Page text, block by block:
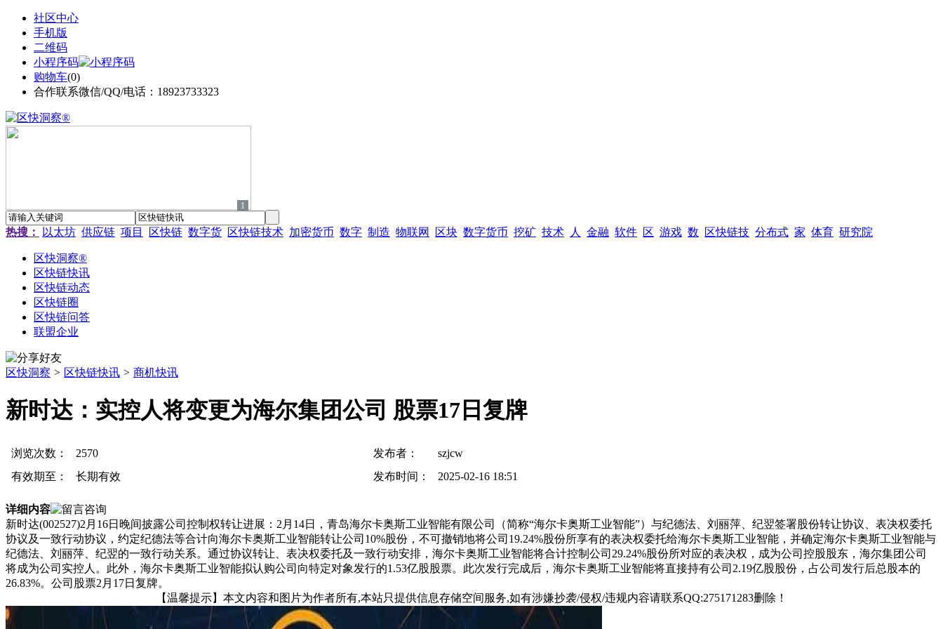
社区中心
手机版
二维码
小程序码
购物车(0)
合作联系微信/QQ/电话：18923733323
1
热搜： 以太坊 供应链 项目 区快链 数字货 区快链技术 加密货币 数字 制造 物联网 区块 数字货币 挖矿 技术 人 金融 软件 区 游戏 数 区快链技 分布式 家 体育 研究院
区快洞察®
区快链快讯
区快链动态
区快链圈
区快链问答
联盟企业
区快洞察 > 区快链快讯 > 商机快讯
新时达：实控人将变更为海尔集团公司 股票17日复牌
浏览次数： 2570 发布者：
szjcw
有效期至：
长期有效 发布时间： 2025-02-16 18:51
详细内容
新时达(002527)2月16日晚间披露公司控制权转让进展：2月14日，青岛海尔卡奥斯工业智能有限公司（简称“海尔卡奥斯工业智能”）与纪德法、刘丽萍、纪翌签署股份转让协议、表决权委托
协议及一致行动协议，约定纪德法等合计向海尔卡奥斯工业智能转让公司10%股份，不可撤销地将公司19.24%股份所享有的表决权委托给海尔卡奥斯工业智能，并确定海尔卡奥斯工业智能与
纪德法、刘丽萍、纪翌的一致行动关系。通过协议转让、表决权委托及一致行动安排，海尔卡奥斯工业智能将合计控制公司29.24%股份所对应的表决权，成为公司控股股东，海尔集团公司
将成为公司实控人。此外，海尔卡奥斯工业智能拟认购公司向特定对象发行的1.53亿股股票。此次发行完成后，海尔卡奥斯工业智能将直接持有公司2.19亿股股份，占公司发行后总股本的
26.83%。公司股票2月17日复牌。
【温馨提示】本文内容和图片为作者所有,本站只提供信息存储空间服务,如有涉嫌抄袭/侵权/违规内容请联系QQ:275171283删除！